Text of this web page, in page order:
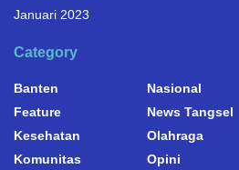
Januari 2023
Category
Banten
Feature
Kesehatan
Komunitas
Nasional
News Tangsel
Olahraga
Opini